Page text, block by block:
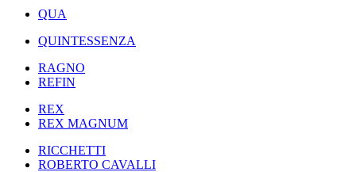
QUA
QUINTESSENZA
RAGNO
REFIN
REX
REX MAGNUM
RICCHETTI
ROBERTO CAVALLI